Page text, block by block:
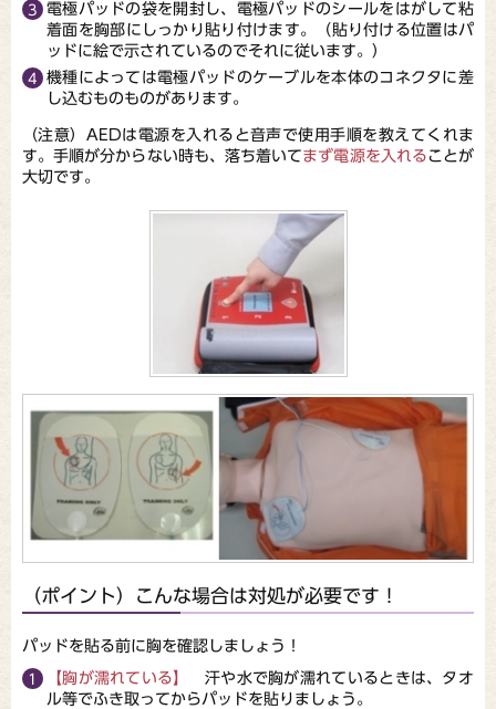
電極パッドの袋を開封し、電極パッドのシールをはがして粘
着面を胸部にしっかり貼り付けます。（貼り付ける位置はパ
ッドに絵で示されているのでそれに従います。）
機種によっては電極パッドのケーブルを本体のコネクタに差
し込むものものがあります。
（注意）AEDは電源を入れると音声で使用手順を教えてくれま
す。手順が分からない時も、落ち着いてまず電源を入れる ことが
大切です。
（ポイント）こんな場合は対処が必要です！
パッドを貼る前に胸を確認しましょう！
【胸が濡れている】
汗や水で胸が濡れているときは、タオ
ル等でふき取ってからパッドを貼りましょう。